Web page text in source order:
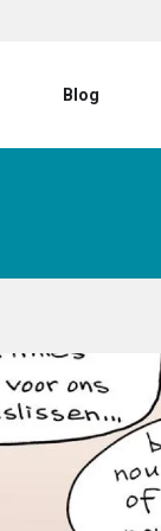
Blog